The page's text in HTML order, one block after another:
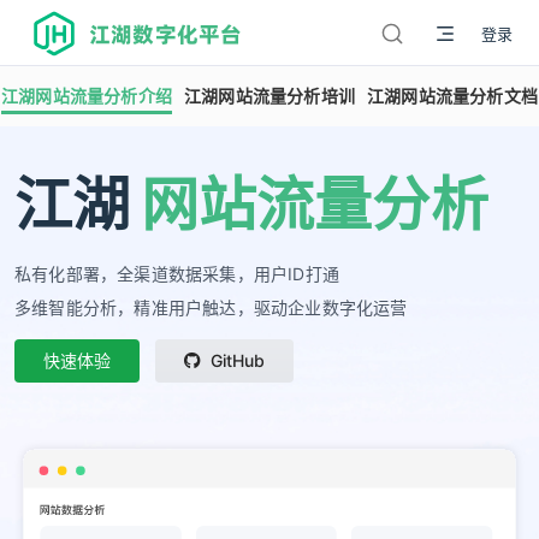
江湖数字化平台 登录
江湖网站流量分析介绍 江湖网站流量分析培训 江湖网站流量分析文档
江湖 网站流量分析
私有化部署，全渠道数据采集，用户ID打通
多维智能分析，精准用户触达，驱动企业数字化运营
快速体验 GitHub